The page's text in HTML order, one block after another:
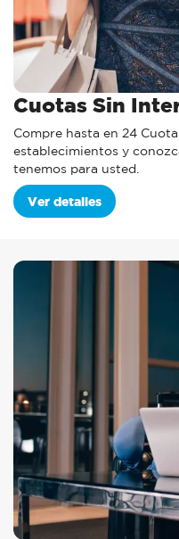
Cuotas Sin
Compre hasta en 24
establecimientos y
tenemos para usted.
Ver detalles